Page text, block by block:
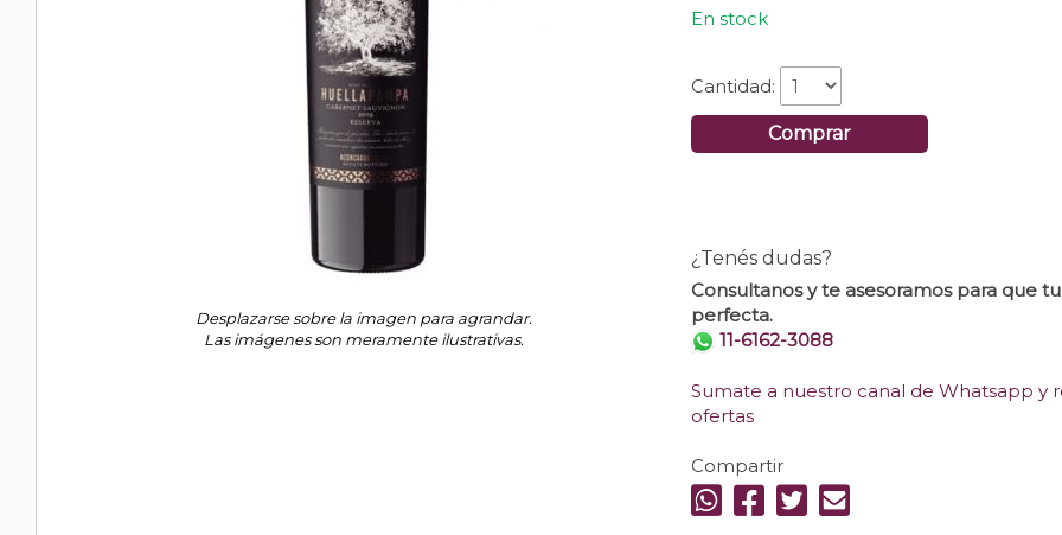
Desplazarse sobre la imagen para agrandar.
Las imágenes son meramente ilustrativas.
En stock
Cantidad:
Comprar
¿Tenés dudas?
Consultanos y te asesoramos para que
perfecta.
11-6162-3088
Sumate a nuestro canal de Whatsapp y
ofertas
Compartir